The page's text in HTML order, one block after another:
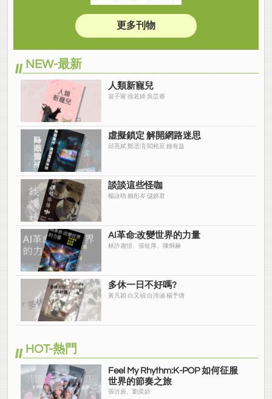
更多刊物
NEW-最新
人類新寵兒
翁子甯 徐若綺 吳苡睿
虛擬鎖定 解開網路迷思
邱亮斌 鄭丞淯 閻柏亘 鍾有益
談談這些怪咖
楊詠晴 賴彤岑 儲妍君
AI革命:改變世界的力量
林許迦愷、張祉厚、陳炯赫
多休一日不好嗎?
黃凡穎 白又禎 白沛涵 楊予瑭
HOT-熱門
Feel My Rhythm:K-POP 如何征服
世界的節奏之旅
張沂辰、劉奕妡